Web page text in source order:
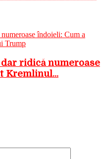
ridică numeroase
Kremlinul...